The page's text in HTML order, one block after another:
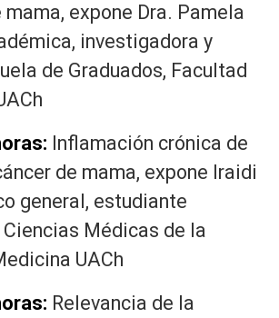
mama, expone Dra. Pamela
investigadora y
de Graduados, Facultad
Inflamación crónica de
de mama, expone Iraidi
general, estudiante
Médicas de la
UACh
Relevancia de la